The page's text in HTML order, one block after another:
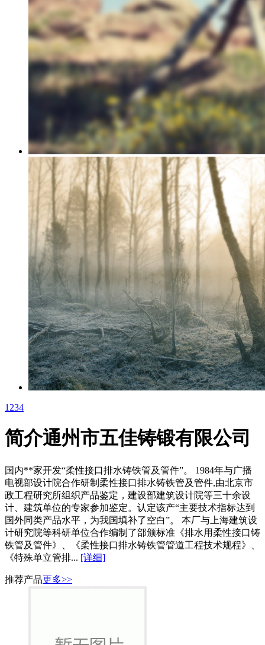
1 234
简介通州市五佳铸锻有限公司
国内**家开发“柔性接口排水铸铁管及管件”。 1984年与广播
电视部设计院合作研制柔性接口排水铸铁管及管件,由北京市
政工程研究所组织产品鉴定，建设部建筑设计院等三十余设
计、建筑单位的专家参加鉴定。认定该产“主要技术指标达到
国外同类产品水平，为我国填补了空白”。 本厂与上海建筑设
计研究院等科研单位合作编制了部颁标准《排水用柔性接口铸
铁管及管件》、《柔性接口排水铸铁管管道工程技术规程》、
《特殊单立管排... [详细]
推荐产品更多>>